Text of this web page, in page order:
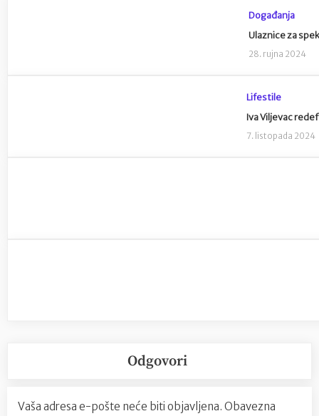
Događanja
Ulaznice za
28. rujna 2024
Lifestile
Iva Viljevac
7. listopada 2024
Odgovori
Vaša adresa e-pošte neće biti objavljena. Obavezna